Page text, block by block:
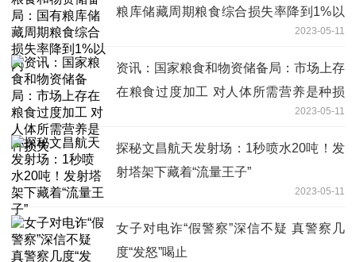
粮库储藏周期粮食综合损失率降到1%以
2023-05-11
资讯：国家粮食和物资储备局：市场上存
在粮食过度加工 对人体所需营养是种损
2023-05-11
探秘文昌航天发射场：1秒喷水20吨！发
射塔架下藏着“流量王子”
2023-05-11
女子对电诈“假警察”深信不疑 真警察几
度“发怒”喝止